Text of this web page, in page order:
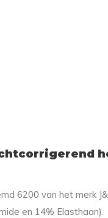
6200 van het merk
en 14% Elasthaan).